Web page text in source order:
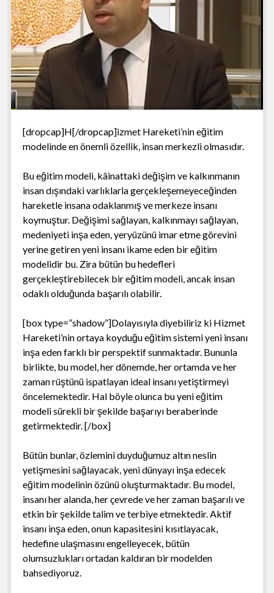
[dropcap]H[/dropcap]izmet Hareketi’nin eğitim
modelinde en önemli özellik, insan merkezli olmasıdır.
Bu eğitim modeli, kâinattaki değişim ve kalkınmanın
insan dışındaki varlıklarla gerçekleşemeyeceğinden
hareketle insana odaklanmış ve merkeze insanı
koymuştur. Değişimi sağlayan, kalkınmayı sağlayan,
medeniyeti inşa eden, yeryüzünü imar etme görevini
yerine getiren yeni insanı ikame eden bir eğitim
modelidir bu. Zira bütün bu hedefleri
gerçekleştirebilecek bir eğitim modeli, ancak insan
odaklı olduğunda başarılı olabilir.
[box type=”shadow”]Dolayısıyla diyebiliriz ki Hizmet
Hareketi’nin ortaya koyduğu eğitim sistemi yeni insanı
inşa eden farklı bir perspektif sunmaktadır. Bununla
birlikte, bu model, her dönemde, her ortamda ve her
zaman rüştünü ispatlayan ideal insanı yetiştirmeyi
öncelemektedir. Hal böyle olunca bu yeni eğitim
modeli sürekli bir şekilde başarıyı beraberinde
getirmektedir. [/box]
Bütün bunlar, özlemini duyduğumuz altın neslin
yetişmesini sağlayacak, yeni dünyayı inşa edecek
eğitim modelinin özünü oluşturmaktadır. Bu model,
insanı her alanda, her çevrede ve her zaman başarılı ve
etkin bir şekilde talim ve terbiye etmektedir. Aktif
insanı inşa eden, onun kapasitesini kısıtlayacak,
hedefine ulaşmasını engelleyecek, bütün
olumsuzlukları ortadan kaldıran bir modelden
bahsediyoruz.